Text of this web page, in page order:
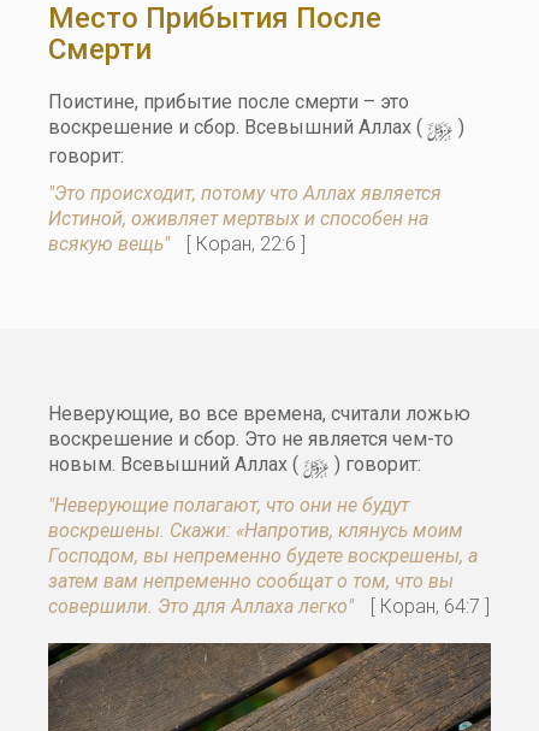
Место Прибытия После
Смерти
Поистине, прибытие после смерти – это
воскрешение и сбор. Всевышний Аллах ( y )
говорит:
"Это происходит, потому что Аллах является
Истиной, оживляет мертвых и способен на
всякую вещь"
[ Коран, 22:6 ]
Неверующие, во все времена, считали ложью
воскрешение и сбор. Это не является чем-то
новым. Всевышний Аллах ( y ) говорит:
"Неверующие полагают, что они не будут
воскрешены. Скажи: «Напротив, клянусь моим
Господом, вы непременно будете воскрешены, а
затем вам непременно сообщат о том, что вы
совершили. Это для Аллаха легко"
[ Коран, 64:7 ]